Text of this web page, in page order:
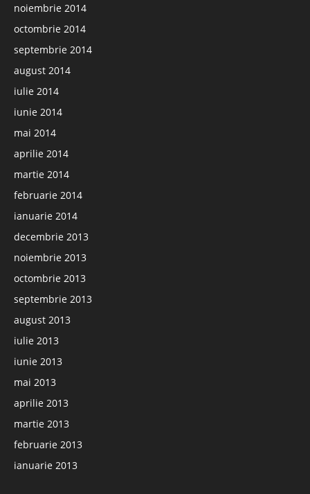
noiembrie 2014
octombrie 2014
septembrie 2014
august 2014
iulie 2014
iunie 2014
mai 2014
aprilie 2014
martie 2014
februarie 2014
ianuarie 2014
decembrie 2013
noiembrie 2013
octombrie 2013
septembrie 2013
august 2013
iulie 2013
iunie 2013
mai 2013
aprilie 2013
martie 2013
februarie 2013
ianuarie 2013